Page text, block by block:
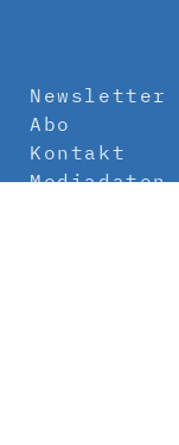
Newsletter
Abo
Kontakt
Mediadaten